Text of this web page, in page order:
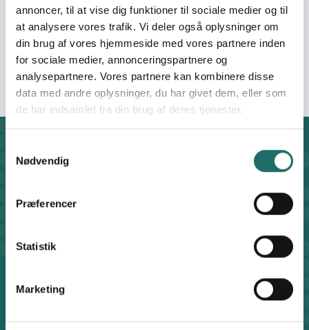
annoncer, til at vise dig funktioner til sociale medier og til
at analysere vores trafik. Vi deler også oplysninger om
din brug af vores hjemmeside med vores partnere inden
for sociale medier, annonceringspartnere og
analysepartnere. Vores partnere kan kombinere disse
data med andre oplysninger, du har givet dem, eller som
de har indsamlet fra din brug af deres tjenester.
Nødvendig
Præferencer
Statistik
Marketing
Organisation:
Somalisk Forening for
Genopbygning
(OFROSOM)
Kontakt
CISU - Civilsamfund i Udvikling
Kontakt sekretariatet på hverdage kl. 10-14 på:
Genveje
Artikler